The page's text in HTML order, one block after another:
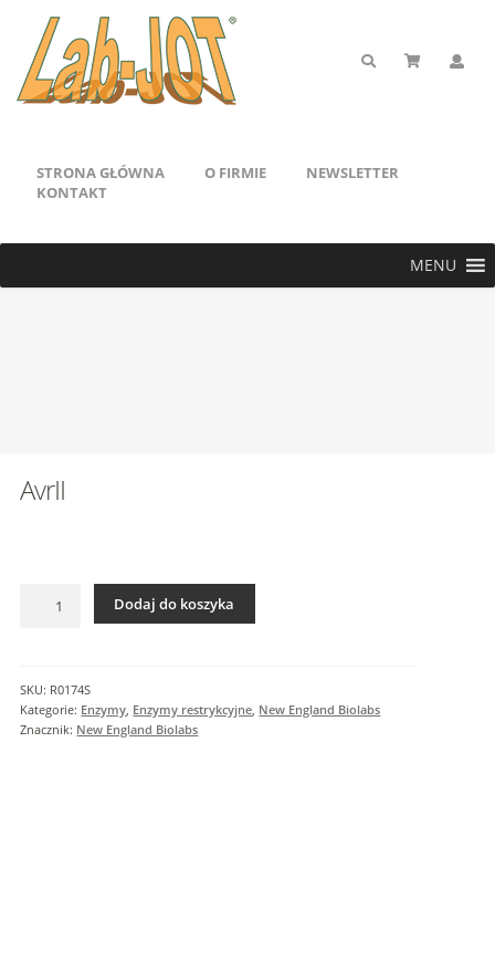
STRONA GŁÓWNA O FIRMIE
NEWSLETTER
KONTAKT
MENU
AvrII
Dodaj do koszyka
SKU: R0174S
Kategorie: Enzymy Enzymy restrykcyjne New England Biolabs
Znacznik: New England Biolabs